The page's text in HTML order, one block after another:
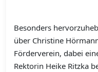
Besonders
über Christine
Förderverein, dabei
Rektorin Heike Ritzka